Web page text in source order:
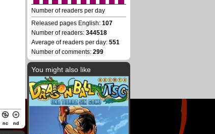
nc nd
Number of readers per day
Released pages English: 107
Number of readers: 344518
Average of readers per day: 551
Number of comments: 299
You might also like